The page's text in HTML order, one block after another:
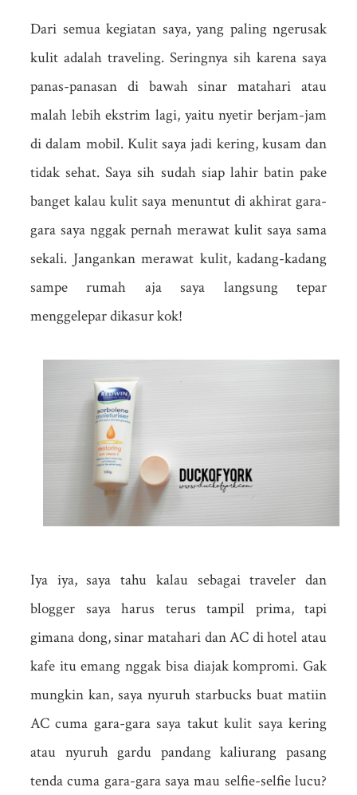
Dari semua kegiatan saya, yang paling ngerusak
kulit adalah traveling. Seringnya sih karena saya
panas-panasan di bawah sinar matahari atau
malah lebih ekstrim lagi, yaitu nyetir berjam-jam
di dalam mobil. Kulit saya jadi kering, kusam dan
tidak sehat. Saya sih sudah siap lahir batin pake
banget kalau kulit saya menuntut di akhirat gara-
gara saya nggak pernah merawat kulit saya sama
sekali. Jangankan merawat kulit, kadang-kadang
sampe rumah aja saya langsung tepar
menggelepar dikasur kok!
Iya iya, saya tahu kalau sebagai traveler dan
blogger saya harus terus tampil prima, tapi
gimana dong, sinar matahari dan AC di hotel atau
kafe itu emang nggak bisa diajak kompromi. Gak
mungkin kan, saya nyuruh starbucks buat matiin
AC cuma gara-gara saya takut kulit saya kering
atau nyuruh gardu pandang kaliurang pasang
tenda cuma gara-gara saya mau selfie-selfie lucu?